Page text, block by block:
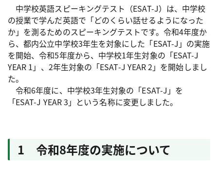
中学校英語スピーキングテスト（ESAT-J）は、中学校
の授業で学んだ英語で「どのくらい話せるようになった
か」を測るためのスピーキングテストです。令和4年度か
ら、都内公立中学校3年生を対象にした「ESAT-J」の実施
を開始、令和5年度から、中学校1年生対象の「ESAT-J
YEAR 1」、2年生対象の「ESAT-J YEAR 2」を開始しまし
た。
令和6年度に、中学校3年生対象の「ESAT-J」を
「ESAT-J YEAR 3」という名称に変更しました。
1 令和8年度の実施について